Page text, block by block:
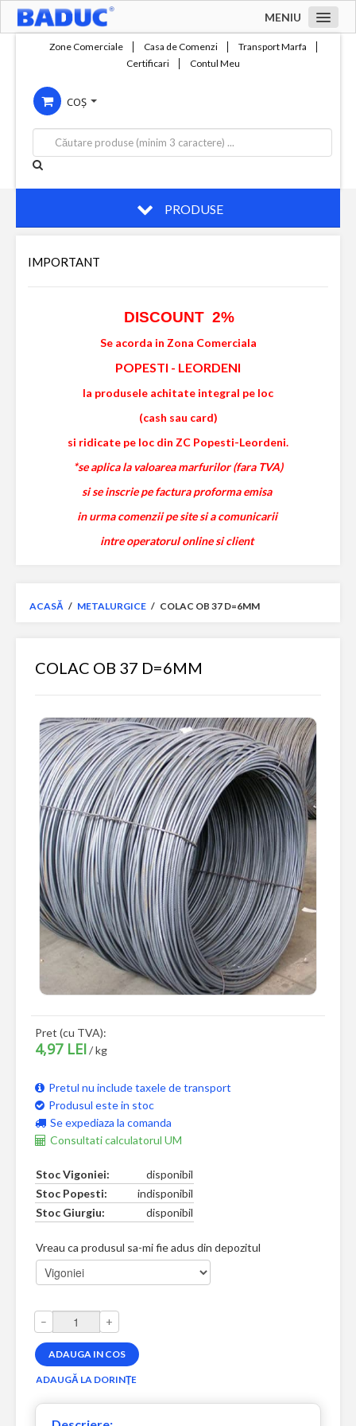
MENIU
Compania
Servicii
Productie
Contact
Zone Comerciale Casa de Comenzi
Transport Marfa
Certificari
Contul Meu
COȘ
PRODUSE
IMPORTANT
DISCOUNT 2%
Se acorda in Zona Comerciala
POPESTI - LEORDENI
la produsele achitate integral pe loc
(cash sau card)
si ridicate pe loc din ZC Popesti-Leordeni.
*se aplica la valoarea marfurilor (fara TVA)
si se inscrie pe factura proforma emisa
in urma comenzii pe site si a comunicarii
intre operatorul online si client
ACASĂ / METALURGICE / COLAC OB 37 D=6MM
COLAC OB 37 D=6MM
Pret (cu TVA):
4,97 LEI/ kg
Pretul nu include taxele de transport
Produsul este in stoc
Se expediaza la comanda
Consultati calculatorul UM
Stoc Vigoniei:
disponibil
Stoc Popesti:
indisponibil
Stoc Giurgiu:
disponibil
Vreau ca produsul sa-mi fie adus din depozitul
– +